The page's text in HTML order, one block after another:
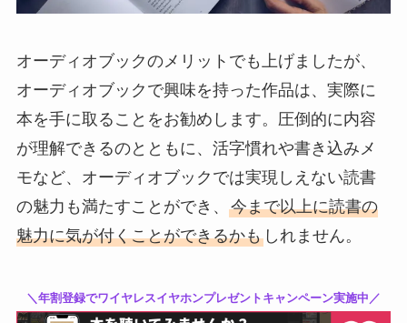
オーディオブックのメリットでも上げましたが、
オーディオブックで興味を持った作品は、実際に
本を手に取ることをお勧めします。圧倒的に内容
が理解できるのとともに、活字慣れや書き込みメ
モなど、オーディオブックでは実現しえない読書
の魅力も満たすことができ、 今まで以上に読書の
魅力に気が付くことができるかもしれません。
＼年割登録でワイヤレスイヤホンプレゼントキャンペーン実施中／